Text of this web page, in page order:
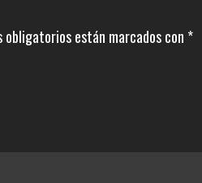
obligatorios están marcados con *